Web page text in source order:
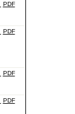
PDF
PDF
PDF
PDF